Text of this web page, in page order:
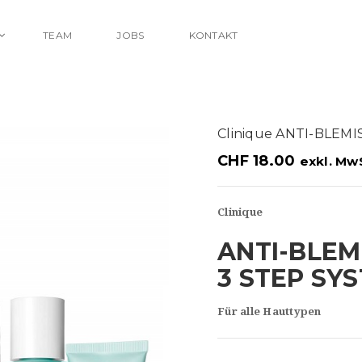
TEAM JOBS KONTAKT
Clinique ANTI-
CHF18.00 exkl.
Clinique
ANTI-
3 STEP
Für alle Hauttypen